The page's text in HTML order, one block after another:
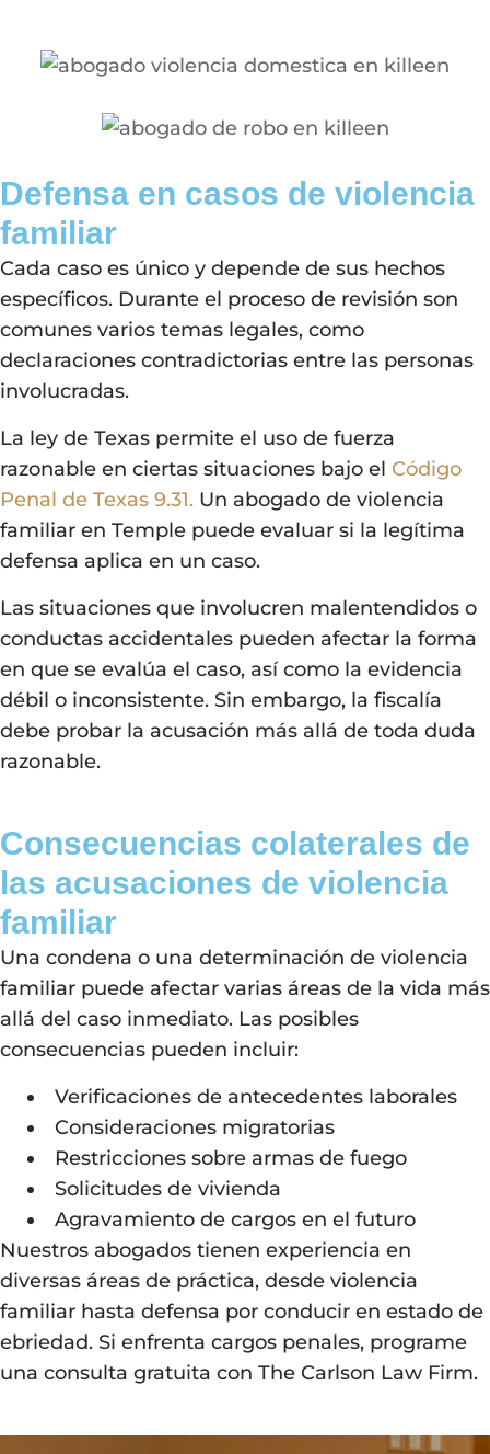
Defensa en casos de violencia
familiar
Cada caso es único y depende de sus hechos
específicos. Durante el proceso de revisión son
comunes varios temas legales, como
declaraciones contradictorias entre las personas
involucradas.
La ley de Texas permite el uso de fuerza
razonable en ciertas situaciones bajo el Código
Penal de Texas 9.31. Un abogado de violencia
familiar en Temple puede evaluar si la legítima
defensa aplica en un caso.
Las situaciones que involucren malentendidos o
conductas accidentales pueden afectar la forma
en que se evalúa el caso, así como la evidencia
débil o inconsistente. Sin embargo, la fiscalía
debe probar la acusación más allá de toda duda
razonable.
Consecuencias colaterales de
las acusaciones de violencia
familiar
Una condena o una determinación de violencia
familiar puede afectar varias áreas de la vida más
allá del caso inmediato. Las posibles
consecuencias pueden incluir:
Verificaciones de antecedentes laborales
Consideraciones migratorias
Restricciones sobre armas de fuego
Solicitudes de vivienda
Agravamiento de cargos en el futuro
Nuestros abogados tienen experiencia en
diversas áreas de práctica, desde violencia
familiar hasta defensa por conducir en estado de
ebriedad. Si enfrenta cargos penales, programe
una consulta gratuita con The Carlson Law Firm.